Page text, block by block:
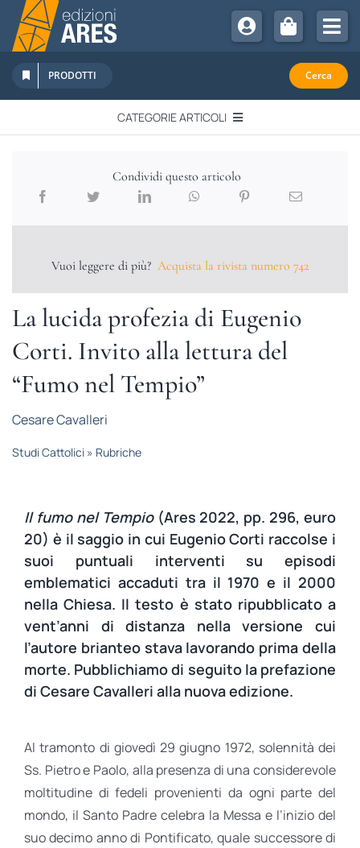
Salta
contenuto
Chi Siamo
Sostienici
Abbonamenti
Newsletter
Libri Ares
PRODOTTI Cerca
CATEGORIE ARTICOLI
QUADERNI MONOGRAFICI
RECENSIONI
STUDI
Condividi questo articolo
Vuoi leggere di più? Acquista la rivista numero 742
La lucida profezia di Eugenio
Corti. Invito alla lettura del
“Fumo nel Tempio”
Cesare Cavalleri
Studi Cattolici» Rubriche
Il fumo nel Tempio(Ares 2022, pp. 296, euro
20) è il saggio in cui Eugenio Corti raccolse i
suoi puntuali interventi su episodi
emblematici accaduti tra il 1970 e il 2000
nella Chiesa. Il testo è stato ripubblicato a
vent’anni di distanza nella versione cui
l’autore brianteo stava lavorando prima della
morte. Pubblichiamo di seguito la prefazione
di Cesare Cavalleri alla nuova edizione.
Al tramonto di giovedì 29 giugno 1972, solennità dei
Ss. Pietro e Paolo, alla presenza di una considerevole
moltitudine di fedeli provenienti da ogni parte del
mondo, il Santo Padre celebra la Messa e l’inizio del
suo decimo anno di Pontificato, quale successore di